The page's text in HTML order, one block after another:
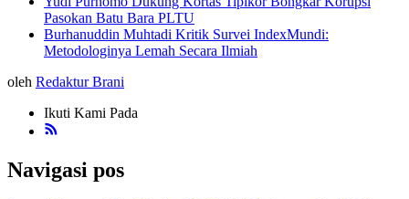
Pasokan Batu Bara PLTU
Burhanuddin Muhtadi Kritik Survei IndexMundi:
Metodologinya Lemah Secara Ilmiah
oleh Redaktur Brani
Ikuti Kami Pada
Navigasi pos